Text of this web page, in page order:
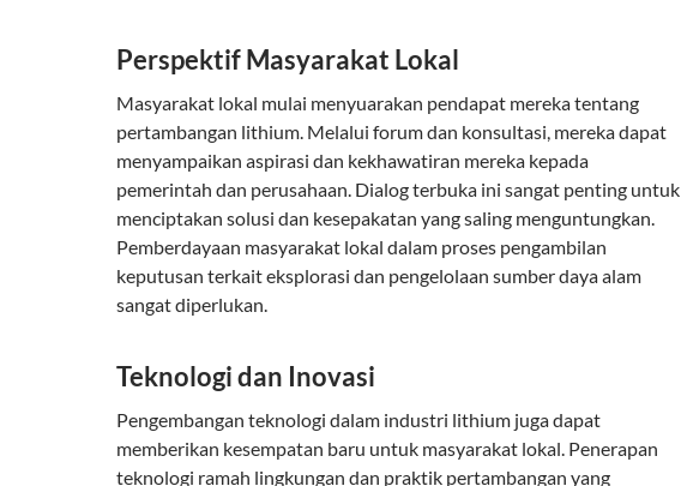
Perspektif Masyarakat Lokal
Masyarakat lokal mulai menyuarakan pendapat mereka tentang
pertambangan lithium. Melalui forum dan konsultasi, mereka dapat
menyampaikan aspirasi dan kekhawatiran mereka kepada
pemerintah dan perusahaan. Dialog terbuka ini sangat penting untuk
menciptakan solusi dan kesepakatan yang saling menguntungkan.
Pemberdayaan masyarakat lokal dalam proses pengambilan
keputusan terkait eksplorasi dan pengelolaan sumber daya alam
sangat diperlukan.
Teknologi dan Inovasi
Pengembangan teknologi dalam industri lithium juga dapat
memberikan kesempatan baru untuk masyarakat lokal. Penerapan
teknologi ramah lingkungan dan praktik pertambangan yang